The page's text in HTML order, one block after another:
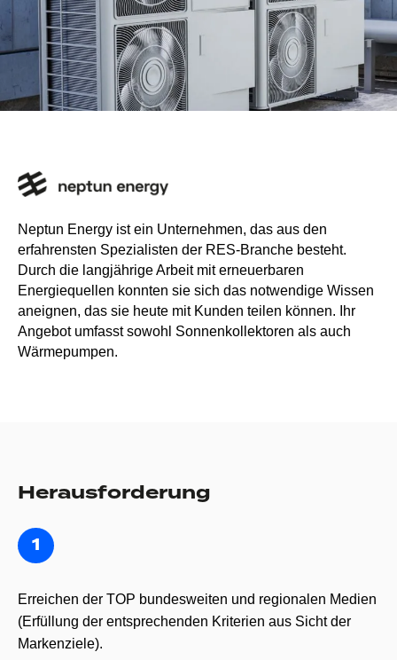
Neptun Energy ist ein Unternehmen, das aus den
erfahrensten Spezialisten der RES-Branche besteht.
Durch die langjährige Arbeit mit erneuerbaren
Energiequellen konnten sie sich das notwendige Wissen
aneignen, das sie heute mit Kunden teilen können. Ihr
Angebot umfasst sowohl Sonnenkollektoren als auch
Wärmepumpen.
Herausforderung
Erreichen der TOP bundesweiten und regionalen Medien
(Erfüllung der entsprechenden Kriterien aus Sicht der
Markenziele).